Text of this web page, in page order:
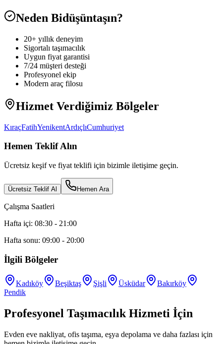
Neden Bidüşüntaşın?
20+ yıllık deneyim
Sigortalı taşımacılık
Uygun fiyat garantisi
7/24 müşteri desteği
Profesyonel ekip
Modern araç filosu
Hizmet Verdiğimiz Bölgeler
KıraçFatihYenikentArdıçlıCumhuriyet
Hemen Teklif Alın
Ücretsiz keşif ve fiyat teklifi için bizimle iletişime geçin.
Ücretsiz Teklif Al Hemen Ara
Çalışma Saatleri
Hafta içi: 08:30 - 21:00
Hafta sonu: 09:00 - 20:00
İlgili Bölgeler
Kadıköy Beşiktaş Şişli Üsküdar
Bakırköy
Pendik
Profesyonel Taşımacılık Hizmeti İçin
Evden eve nakliyat, ofis taşıma, eşya depolama ve daha fazlası için